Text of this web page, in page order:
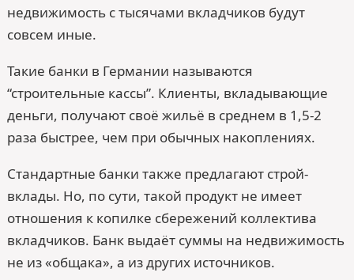
недвижимость с тысячами вкладчиков будут
совсем иные.
Такие банки в Германии называются
“строительные кассы”. Клиенты, вкладывающие
деньги, получают своё жильё в среднем в 1,5-2
раза быстрее, чем при обычных накоплениях.
Стандартные банки также предлагают строй-
вклады. Но, по сути, такой продукт не имеет
отношения к копилке сбережений коллектива
вкладчиков. Банк выдаёт суммы на недвижимость
не из «общака», а из других источников.